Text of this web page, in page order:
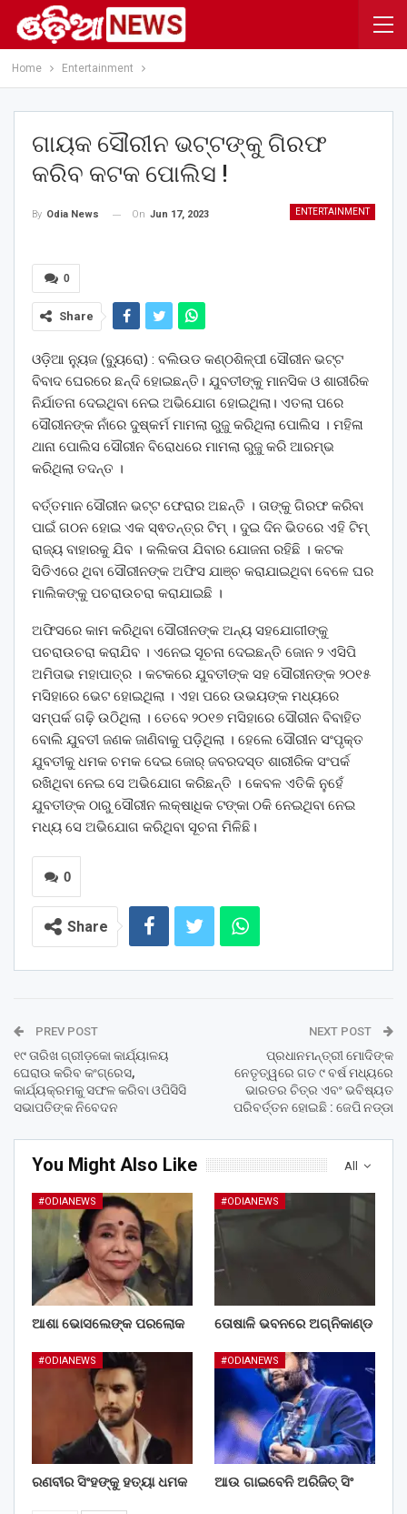
Home Entertainment
ଗାୟକ ସୌରୀନ ଭଟ୍ଟଙ୍କୁ ଗିରଫ
କରିବ କଟକ ପୋଲିସ !
ENTERTAINMENT
By Odia News On Jun 17, 2023
0
Share
ଓଡ଼ିଆ ନ୍ୟୁଜ (ବ୍ୟୁ୍ରୋ) : ବଲିଉଡ କଣ୍ଠଶିଳ୍ପୀ ସୌରୀନ ଭଟ୍ଟ
ବିବାଦ ଘେରରେ ଛନ୍ଦି ହୋଇଛନ୍ତି। ଯୁବତୀଙ୍କୁ ମାନସିକ ଓ ଶାରୀରିକ
ନିର୍ଯାତନା ଦେଇଥିବା ନେଇ ଅଭିଯୋଗ ହୋଇଥିଲା। ଏତଲା ପରେ
ସୌରୀନଙ୍କ ନାଁରେ ଦୁଷ୍କର୍ମ ମାମଲା ରୁଜୁ କରିଥିଲା ପୋଲିସ । ମହିଳା
ଥାନା ପୋଲିସ ସୌରୀନ ବିରୋଧରେ ମାମଲା ରୁଜୁ କରି ଆରମ୍ଭ
କରିଥିଲା ତଦନ୍ତ ।
ବର୍ତ୍ତମାନ ସୌରୀନ ଭଟ୍ଟ ଫେରାର ଅଛନ୍ତି । ତାଙ୍କୁ ଗିରଫ କରିବା
ପାଇଁ ଗଠନ ହୋଇ ଏକ ସ୍ଵତନ୍ତ୍ର ଟିମ୍ । ଦୁଇ ଦିନ ଭିତରେ ଏହି ଟିମ୍
ରାଜ୍ୟ ବାହାରକୁ ଯିବ । କଲିକତା ଯିବାର ଯୋଜନା ରହିଛି । କଟକ
ସିଡିଏରେ ଥିବା ସୌରୀନଙ୍କ ଅଫିସ ଯାଞ୍ଚ କରାଯାଇଥିବା ବେଳେ ଘର
ମାଲିକଙ୍କୁ ପଚରାଉଚରା କରାଯାଇଛି ।
ଅଫିସରେ କାମ କରିଥିବା ସୌରୀନଙ୍କ ଅନ୍ୟ ସହଯୋଗୀଙ୍କୁ
ପଚରାଉଚରା କରାଯିବ । ଏନେଇ ସୂଚନା ଦେଇଛନ୍ତି ଜୋନ ୨ ଏସିପି
ଅମିତାଭ ମହାପାତ୍ର । କଟକରେ ଯୁବତୀଙ୍କ ସହ ସୌରୀନଙ୍କ ୨୦୧୫
ମସିହାରେ ଭେଟ ହୋଇଥିଲା । ଏହା ପରେ ଉଭୟଙ୍କ ମଧ୍ୟରେ
ସମ୍ପର୍କ ଗଢ଼ି ଉଠିଥିଲା । ତେବେ ୨୦୧୭ ମସିହାରେ ସୌରୀନ ବିବାହିତ
ବୋଲି ଯୁବତୀ ଜଣକ ଜାଣିବାକୁ ପଡ଼ିଥିଲା । ହେଲେ ସୌରୀନ ସଂପୃକ୍ତ
ଯୁବତୀକୁ ଧମକ ଚମକ ଦେଇ ଜୋର୍ ଜବରଦସ୍ତ ଶାରୀରିକ ସଂପର୍କ
ରଖିଥିବା ନେଇ ସେ ଅଭିଯୋଗ କରିଛନ୍ତି । କେବଳ ଏତିକି ନୁହେଁ
ଯୁବତୀଙ୍କ ଠାରୁ ସୌରୀନ ଲକ୍ଷାଧିକ ଟଙ୍କା ଠକି ନେଇଥିବା ନେଇ
ମଧ୍ୟ ସେ ଅଭିଯୋଗ କରିଥିବା ସୂଚନା ମିଳିଛି।
0
Share
PREV POST
୧୯ ତାରିଖ ଗ୍ରୀଡ଼କୋ କାର୍ଯ୍ୟାଳୟ
ଘେରାଉ କରିବ କଂଗ୍ରେସ,
କାର୍ଯ୍ୟକ୍ରମକୁ ସଫଳ କରିବା ଓପିସିସି
ସଭାପତିଙ୍କ ନିବେଦନ
NEXT POST
ପ୍ରଧାନମନ୍ତ୍ରୀ ମୋଦିଙ୍କ
ନେତୃତ୍ୱରେ ଗତ ୯ ବର୍ଷ ମଧ୍ୟରେ
ଭାରତର ଚିତ୍ର ଏବଂ ଭବିଷ୍ୟତ
ପରିବର୍ତ୍ତନ ହୋଇଛି : ଜେପି ନଡ୍ଡା
All
You Might Also Like
#ODIANEWS
ଆଶା ଭୋସଲେଙ୍କ ପରଲୋକ
#ODIANEWS
ତୋଷାଳି ଭବନରେ ଅଗ୍ନିକାଣ୍ଡ
#ODIANEWS
ରଣବୀର ସିଂହଙ୍କୁ ହତ୍ୟା ଧମକ
#ODIANEWS
ଆଉ ଗାଇବେନି ଅରିଜିତ୍ ସିଂ